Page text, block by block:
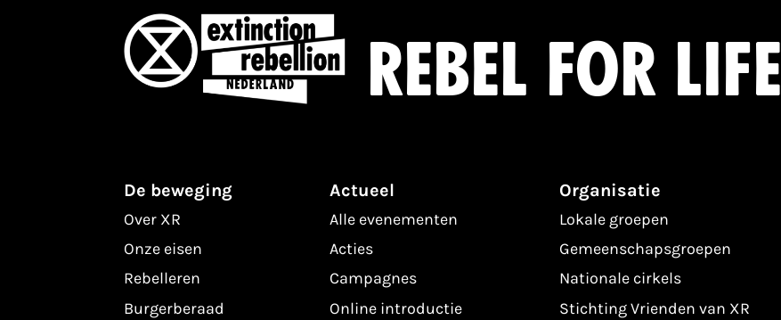
Rebel for life
De beweging
Over XR
Onze eisen
Rebelleren
Burgerberaad
Actueel
Alle evenementen
Acties
Campagnes
Online introductie
Organisatie
Lokale groepen
Gemeenschapsgroepen
Nationale cirkels
Stichting Vrienden van XR